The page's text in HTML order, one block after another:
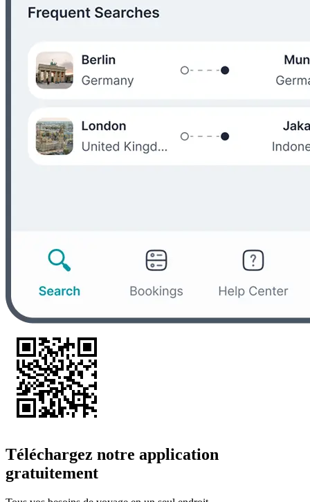
Téléchargez notre application
gratuitement